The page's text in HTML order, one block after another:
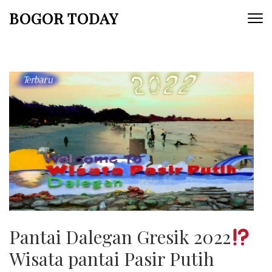
BOGOR TODAY
Pantai Dalegan Gresik 2022
Wisata pantai Pasir Putih